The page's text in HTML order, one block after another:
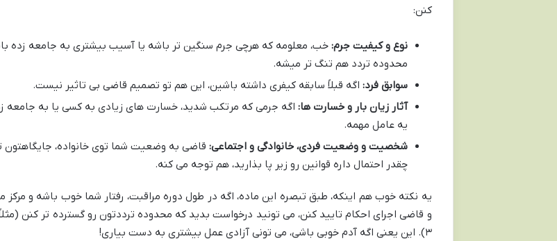
کنن:
نوع و کیفیت جرم:خب، معلومه که هرچی جرم سنگین تر باشه یا آسیب بیشتری به جامعه زده
محدوده تردد هم تنگ تر میشه.
سوابق فرد: اگه قبلاً سابقه کیفری داشته باشین، این هم تو تصمیم قاضی بی تاثیر نیست.
آثار زیان بار و خسارت ها: اگه جرمی که مرتکب شدید، خسارت های زیادی به کسی یا به جامعه
یه عامل مهمه.
شخصیت و وضعیت فردی، خانوادگی و اجتماعی: قاضی به وضعیت شما توی خانواده، جایگاهتون
چقدر احتمال داره قوانین رو زیر پا بذارید، هم توجه می کنه.
یه نکته خوب هم اینکه، طبق تبصره این ماده، اگه در طول دوره مراقبت، رفتار شما خوب باشه و مرکز
۳). این یعنی اگه آدم خوبی باشی، می تونی آزادی عمل بیشتری به دست بیاری!